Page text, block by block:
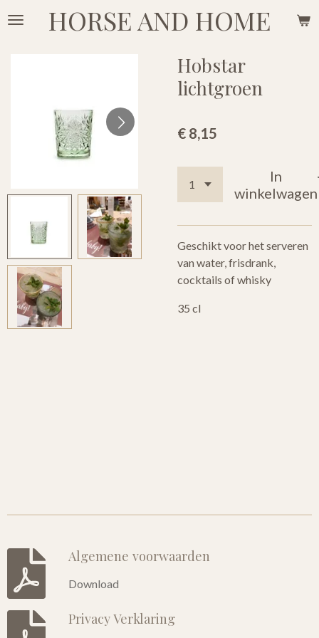
Ga
HORSE AND HOME
Hobstar
lichtgroen
€ 8,15
In
winkelwagen
Geschikt voor het serveren
van water, frisdrank,
cocktails of whisky
35 cl
Algemene voorwaarden
Download
Privacy Verklaring